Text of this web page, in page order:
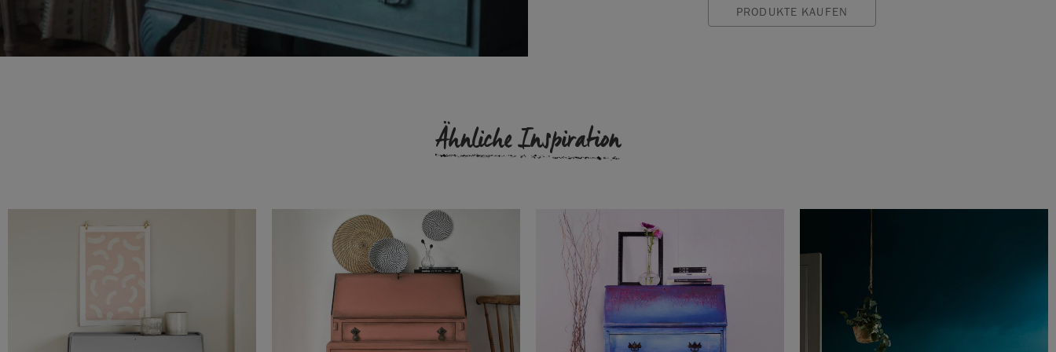
PRODUKTE KAUFEN
Ähnliche Inspiration